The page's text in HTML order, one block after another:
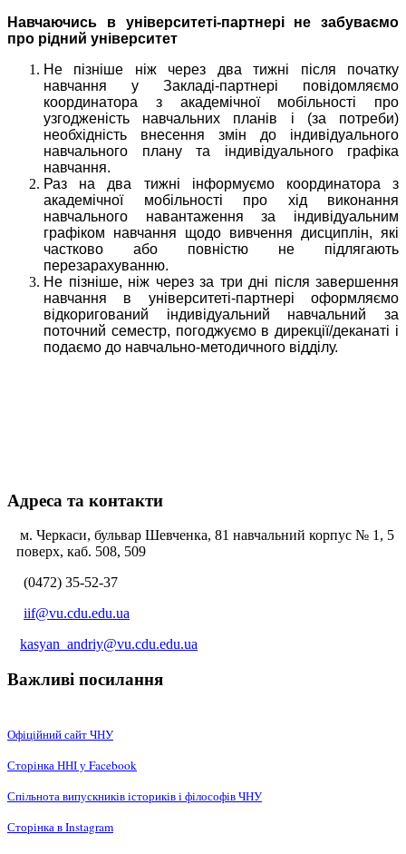
Навчаючись в університеті-партнері не забуваємо
про рідний університет
Не пізніше ніж через два тижні після початку
навчання у Закладі-партнері повідомляємо
координатора з академічної мобільності про
узгодженість навчальних планів і (за потреби)
необхідність внесення змін до індивідуального
навчального плану та індивідуального графіка
навчання.
Раз на два тижні інформуємо координатора з
академічної мобільності про хід виконання
навчального навантаження за індивідуальним
графіком навчання щодо вивчення дисциплін, які
частково або повністю не підлягають
перезарахуванню.
Не пізніше, ніж через за три дні після завершення
навчання в університеті-партнері оформляємо
відкоригований індивідуальний навчальний за
поточний семестр, погоджуємо в дирекції/деканаті і
подаємо до навчально-методичного відділу.
Адреса та контакти
м. Черкаси, бульвар Шевченка, 81 навчальний корпус № 1, 5
поверх, каб. 508, 509
(0472) 35-52-37
iif@vu.cdu.edu.ua
kasyan_andriy@vu.cdu.edu.ua
Важливі посилання
Офіційний сайт ЧНУ
Сторінка ННІ у Facebook
Спільнота випускників істориків і філософів ЧНУ
Сторінка в Instagram